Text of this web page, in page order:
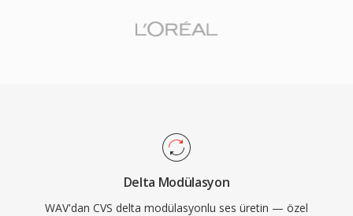
Delta Modülasyon
WAV'dan CVS delta modülasyonlu ses üretin — özel